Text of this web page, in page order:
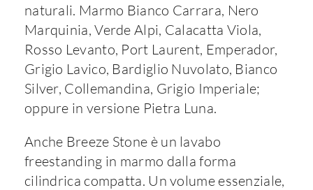
naturali. Marmo Bianco Carrara, Nero
Marquinia, Verde Alpi, Calacatta Viola,
Rosso Levanto, Port Laurent, Emperador,
Grigio Lavico, Bardiglio Nuvolato, Bianco
Silver, Collemandina, Grigio Imperiale;
oppure in versione Pietra Luna.
Anche Breeze Stone è un lavabo
freestanding in marmo dalla forma
cilindrica compatta. Un volume essenziale,